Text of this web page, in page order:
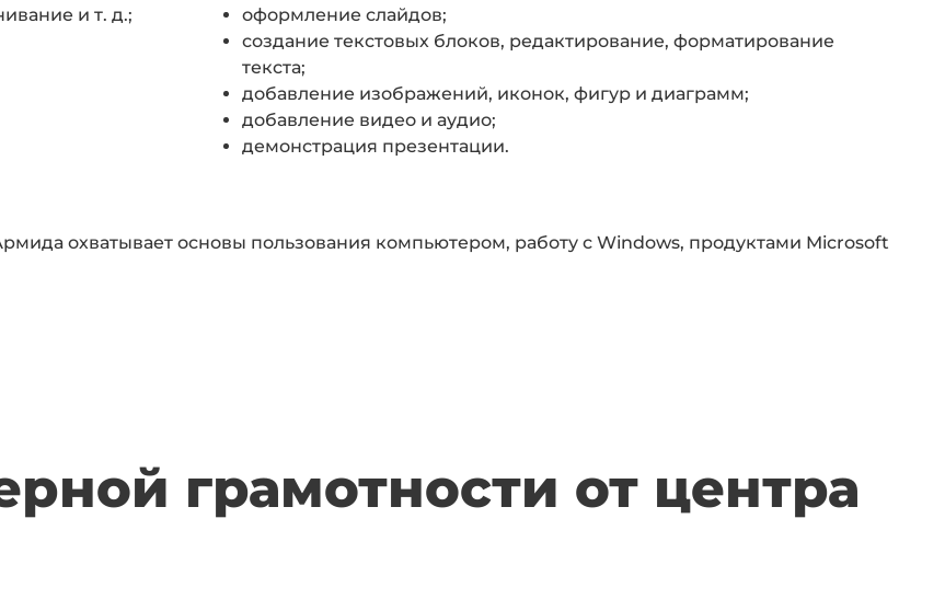
и т. д.;
оформление слайдов;
создание текстовых блоков, редактирование, форматирование
текста;
добавление изображений, иконок, фигур и диаграмм;
добавление видео и аудио;
демонстрация презентации.
охватывает основы пользования компьютером, работу с Windows, продуктами Microsoft
грамотности от центра